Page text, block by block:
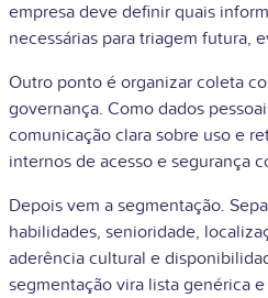
empresa deve definir quais
necessárias para triagem futura,
Outro ponto é organizar coleta
governança. Como dados
comunicação clara sobre uso e
internos de acesso e segurança
Depois vem a segmentação.
habilidades, senioridade,
aderência cultural e
segmentação vira lista genérica